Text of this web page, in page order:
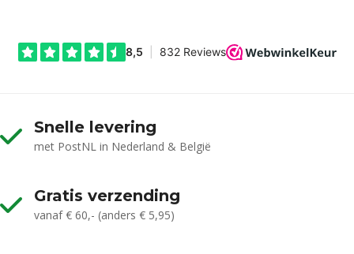
Snelle levering
met PostNL in Nederland & België
Gratis verzending
vanaf € 60,- (anders € 5,95)